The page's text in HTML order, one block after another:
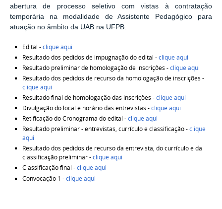
abertura de processo seletivo com vistas à contratação
temporária na modalidade de Assistente Pedagógico para
atuação no âmbito da UAB na UFPB.
Edital -clique aqui
Resultado dos pedidos de impugnação do edital -clique aqui
Resultado preliminar de homologação de inscrições -clique aqui
Resultado dos pedidos de recurso da homologação de inscrições -
clique aqui
Resultado final de homologação das inscrições -clique aqui
Divulgação do local e horário das entrevistas -clique aqui
Retificação do Cronograma do edital -clique aqui
Resultado preliminar - entrevistas, currículo e classificação -clique
aqui
Resultado dos pedidos de recurso da entrevista, do currículo e da
classificação preliminar -clique aqui
Classificação final -clique aqui
Convocação 1 -clique aqui